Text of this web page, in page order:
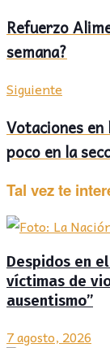
Refuerzo
semana?
Siguiente
Votaciones
poco en la
Tal vez te
Despidos en
víctimas de
ausentismo”
7 agosto, 2026